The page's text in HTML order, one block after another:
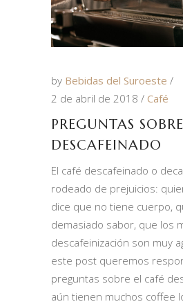
by Bebidas del Suroeste
2 de abril de 2018
Café
PREGUNTAS
DESCAFEINADO
El café descafeinado o
rodeado de prejuicios:
dice que no tiene cuerpo,
demasiado sabor, que los
descafeinización son muy
este post queremos
preguntas sobre el café
aún tienen muchos coffee